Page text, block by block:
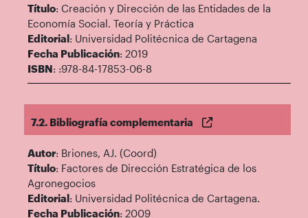
Título: Creación y Dirección de las Entidades de la
Economía Social. Teoría y Práctica
Editorial: Universidad Politécnica de Cartagena
Fecha Publicación: 2019
ISBN: :978-84-17853-06-8
7.2. Bibliografía complementaria
Autor: Briones, AJ. (Coord)
Título: Factores de Dirección Estratégica de los
Agronegocios
Editorial: Universidad Politécnica de Cartagena.
Fecha Publicación: 2009